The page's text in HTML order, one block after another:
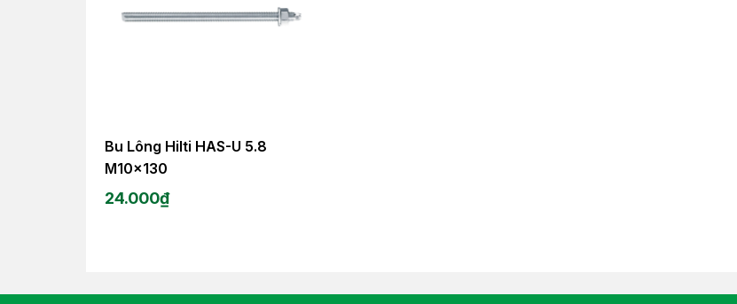
Bu Lông Hilti HAS-U 5.8
M10x130
24.000₫